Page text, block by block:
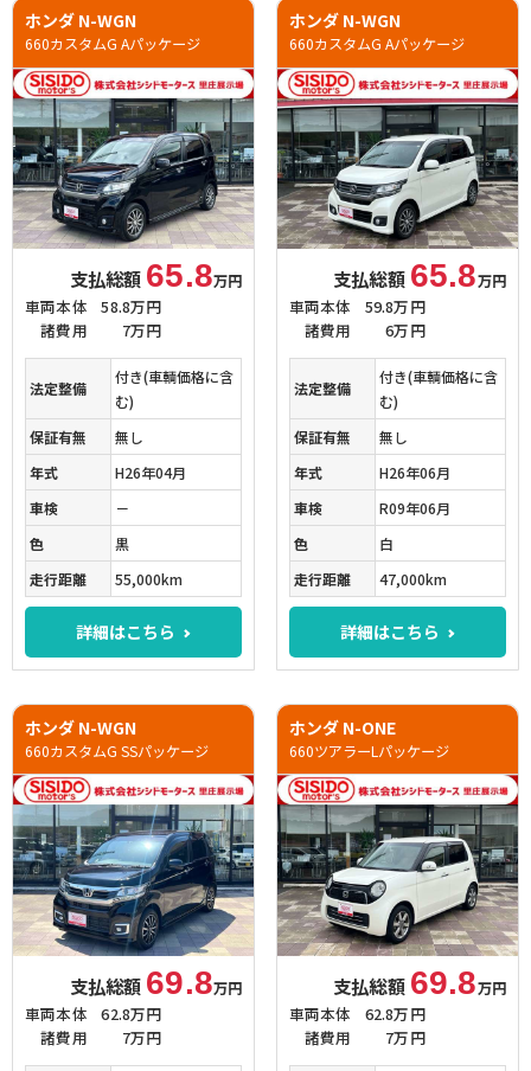
ホンダ N-WGN
660カスタムG Aパッケージ
支払総額 65.8万円
車両本体
58.8万円
諸費用
7万円
法定整備
付き(車輌価格に含
む)
保証有無
無し
年式
H26年04月
車検
－
色
黒
走行距離
55,000km
詳細はこちら
ホンダ N-WGN
660カスタムG Aパッケージ
支払総額 65.8万円
車両本体
59.8万円
諸費用
6万円
法定整備
付き(車輌価格に含
む)
保証有無
無し
年式
H26年06月
車検
R09年06月
色
白
走行距離
47,000km
詳細はこちら
ホンダ N-WGN
660カスタムG SSパッケージ
支払総額 69.8万円
車両本体
62.8万円
諸費用
7万円
ホンダ N-ONE
660ツアラーLパッケージ
支払総額 69.8万円
車両本体
62.8万円
諸費用
7万円